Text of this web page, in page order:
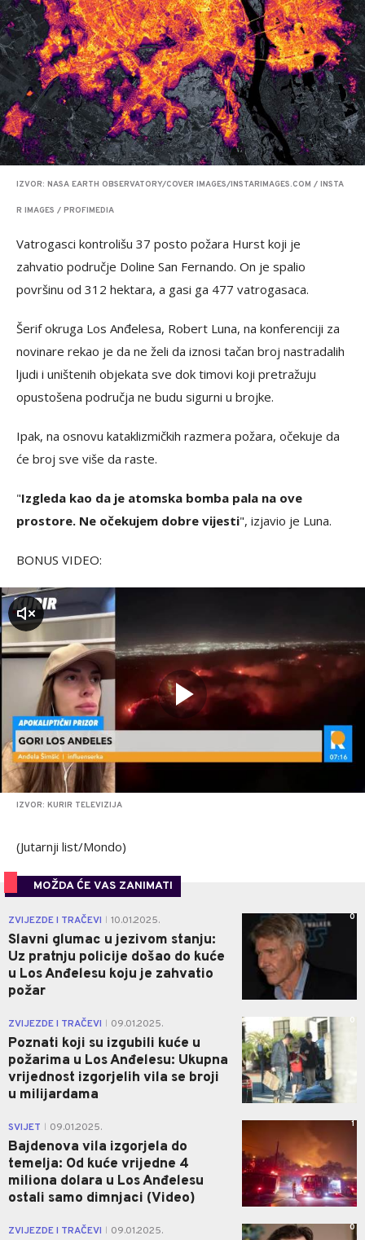
IZVOR: NASA EARTH OBSERVATORY/COVER IMAGES/INSTARIMAGES.COM / INSTA
R IMAGES / PROFIMEDIA
Vatrogasci kontrolišu 37 posto požara Hurst koji je
zahvatio područje Doline San Fernando. On je spalio
površinu od 312 hektara, a gasi ga 477 vatrogasaca.
Šerif okruga Los Anđelesa, Robert Luna, na konferenciji za
novinare rekao je da ne želi da iznosi tačan broj nastradalih
ljudi i uništenih objekata sve dok timovi koji pretražuju
opustošena područja ne budu sigurni u brojke.
Ipak, na osnovu kataklizmičkih razmera požara, očekuje da
će broj sve više da raste.
"Izgleda kao da je atomska bomba pala na ove
prostore. Ne očekujem dobre vijesti", izjavio je Luna.
BONUS VIDEO:
IZVOR: KURIR TELEVIZIJA
(Jutarnji list/Mondo)
MOŽDA ĆE VAS ZANIMATI
ZVIJEZDE I TRAČEVI 10.01.2025.
Slavni glumac u jezivom stanju:
Uz pratnju policije došao do kuće
u Los Anđelesu koju je zahvatio
požar
0
ZVIJEZDE I TRAČEVI 09.01.2025.
Poznati koji su izgubili kuće u
požarima u Los Anđelesu: Ukupna
vrijednost izgorjelih vila se broji
u milijardama
0
SVIJET 09.01.2025.
Bajdenova vila izgorjela do
temelja: Od kuće vrijedne 4
miliona dolara u Los Anđelesu
ostali samo dimnjaci (Video)
1
ZVIJEZDE I TRAČEVI 09.01.2025. 0